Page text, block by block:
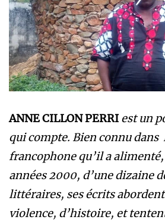
ANNE CILLON PERRI est un
qui compte. Bien connu dans
francophone qu’il a
années 2000, d’une dizaine
littéraires, ses écrits
violence, d’histoire, et